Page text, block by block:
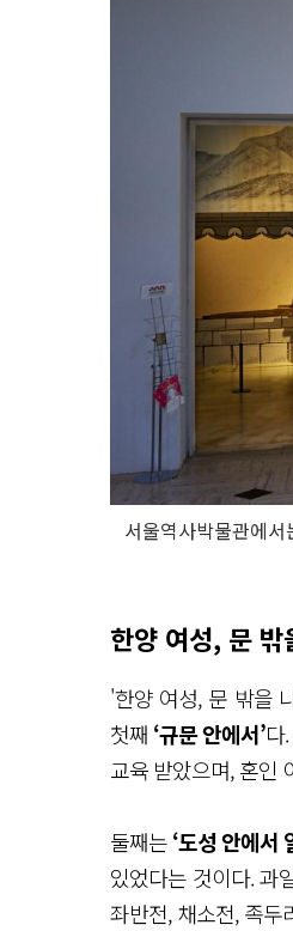
서울역사박물관에
한양 여성, 문
'한양 여성, 문 밖을
첫째 ‘규문 안에서’다
교육 받았으며, 혼인
둘째는‘도성 안에서
있었다는 것이다. 과
좌반전, 채소전, 족두